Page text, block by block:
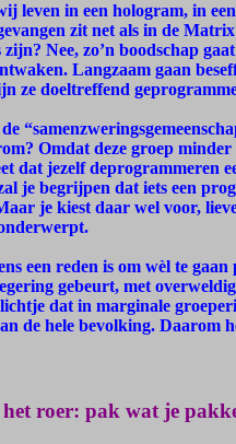
leven in een hologram, in
zit net als in de
Nee, zo’n boodschap
Langzaam gaan
ze doeltreffend
Omdat deze groep
dat jezelf deprogrammeren
je begrijpen dat iets een
je kiest daar wel voor,
een reden is om wèl te
gebeurt, met
dat in marginale
de hele bevolking. Daarom
roer: pak wat je